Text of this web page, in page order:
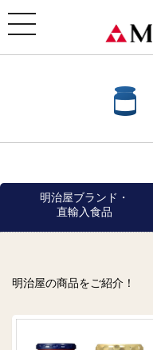
toggle
navigation
ニャ・イル・ピノ
明治屋ブランド・
直輸入食品
明治屋の商品をご紹介！